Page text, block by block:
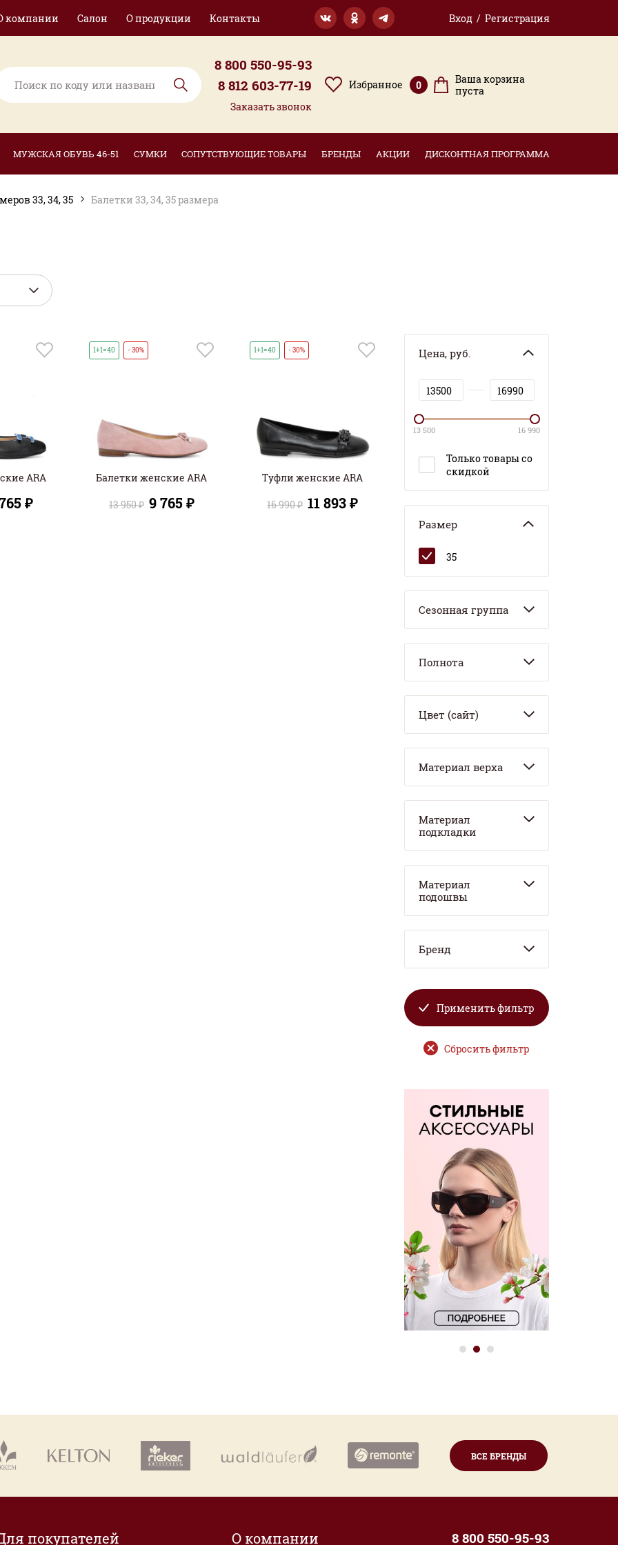
компании Салон О продукции Контакты Вход / Регистрация
8 800 550-95-93
8 812 603-77-19
Заказать звонок
Избранное 0
Ваша корзина
пуста
МУЖСКАЯ ОБУВЬ 46-51 СУМКИ СОПУТСТВУЮЩИЕ ТОВАРЫ БРЕНДЫ АКЦИИ ДИСКОНТНАЯ ПРОГРАММА
33, 34, 35 Балетки 33, 34, 35 размера
ARA
₽
1+1=40 - 30%
Балетки женские ARA
13 950 ₽ 9 765 ₽
1+1=40 - 30%
Туфли женские ARA
16 990 ₽ 11 893 ₽
Цена, руб.
13 500 16 990
Только товары со
скидкой
Размер
35
Сезонная группа
Полнота
Цвет (сайт)
Материал верха
Материал
подкладки
Материал
подошвы
Бренд
Применить фильтр
Сбросить фильтр
ВСЕ БРЕНДЫ
покупателей О компании 8 800 550-95-93